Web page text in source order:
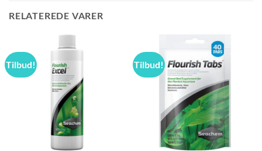
RELATEREDE VARER
Tilbud! Tilbud!